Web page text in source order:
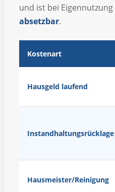
und ist bei Eigennutzung
absetzbar.
Kostenart
Hausgeld laufend
Instandhaltungsrücklage
Hausmeister/Reinigung